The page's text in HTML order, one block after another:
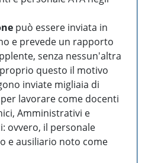
può essere inviata in
e prevede un rapporto
senza nessun'altra
questo il motivo
inviate migliaia di
lavorare come docenti
Amministrativi e
ovvero, il personale
e ausiliario noto come